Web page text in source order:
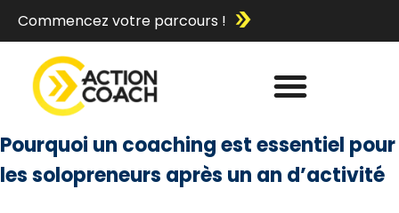
Commencez votre parcours !
Pourquoi un coaching est essentiel pour
les solopreneurs après un an d’activité